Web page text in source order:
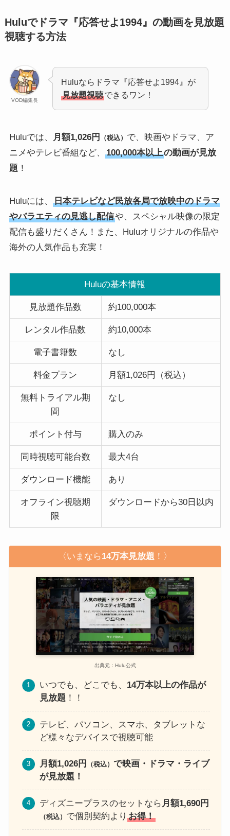
Huluでドラマ『応答せよ1994』の動画を見放題
視聴する方法
VOD編集長
Huluならドラマ『応答せよ1994』が
見放題視聴できるワン！
Huluでは、 月額1,026円 （税込） で、映画やドラマ、ア
ニメやテレビ番組など、
100,000本以上の動画が見放
題 ！
Huluには、
日本テレビなど民放各局で放映中のドラマ
やバラエティの見逃し配信や、スペシャル映像の限定
配信も盛りだくさん！また、Huluオリジナルの作品や
海外の人気作品も充実！
Huluの基本情報
見放題作品数 約100,000本
レンタル作品数 約10,000本
電子書籍数 なし
料金プラン 月額1,026円（税込）
無料トライアル期
間
なし
ポイント付与 購入のみ
同時視聴可能台数 最大4台
ダウンロード機能 あり
オフライン視聴期
限
ダウンロードから30日以内
〈いまなら14万本見放題 ！〉
出典元：Hulu公式
いつでも、どこでも、 14万本以上の作品が
見放題 ！！
テレビ、パソコン、スマホ、タブレットな
ど様々なデバイスで視聴可能
月額1,026円 （税込） で映画・ドラマ・ライブ
が見放題！
ディズニープラスのセットなら 月額1,690円
（税込） で個別契約よりお得！